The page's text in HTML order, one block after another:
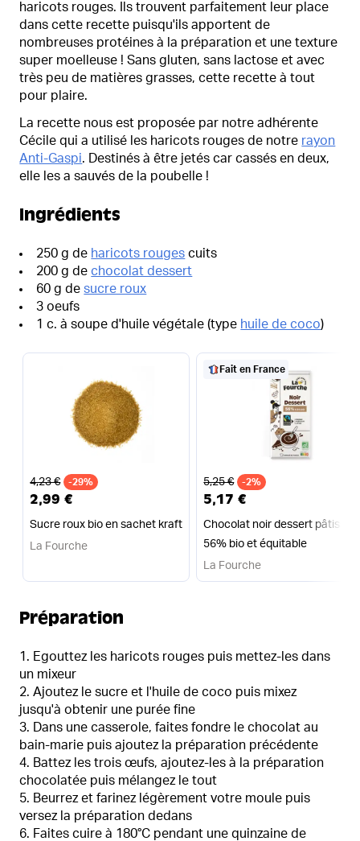
haricots rouges. Ils trouvent parfaitement leur place
dans cette recette puisqu'ils apportent de
nombreuses protéines à la préparation et une texture
super moelleuse ! Sans gluten, sans lactose et avec
très peu de matières grasses, cette recette à tout
pour plaire.
La recette nous est proposée par notre adhérente
Cécile qui a utilisé les haricots rouges de notre rayon
Anti-Gaspi. Destinés à être jetés car cassés en deux,
elle les a sauvés de la poubelle !
Ingrédients
250 g de haricots rouges cuits
200 g dechocolat dessert
60 g desucre roux
3 oeufs
1 c. à soupe d'huile végétale (type huile de coco)
Ancien prix
4,23 € -29%
2,99 €
Sucre roux bio en sachet kraft
La Fourche
Fait en France
Ancien prix
5,25 € -2%
5,17 €
Chocolat noir dessert pâtissier
56% bio et équitable
La Fourche
Préparation
Egouttez les haricots rouges puis mettez-les dans
un mixeur
Ajoutez le sucre et l'huile de coco puis mixez
jusqu'à obtenir une purée fine
Dans une casserole, faites fondre le chocolat au
bain-marie puis ajoutez la préparation précédente
Battez les trois œufs, ajoutez-les à la préparation
chocolatée puis mélangez le tout
Beurrez et farinez légèrement votre moule puis
versez la préparation dedans
Faites cuire à 180°C pendant une quinzaine de